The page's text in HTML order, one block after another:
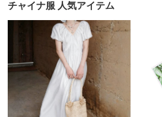
チャイナ服 人気アイテム